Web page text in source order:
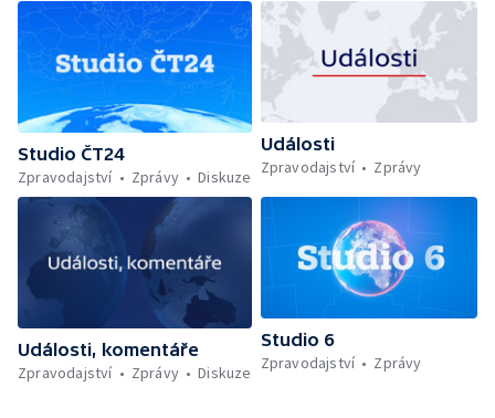
Studio ČT24
Zpravodajství
Zprávy Diskuze
Události
Zpravodajství
Zprávy
Události, komentáře
Zpravodajství
Zprávy Diskuze
Studio 6
Zpravodajství
Zprávy